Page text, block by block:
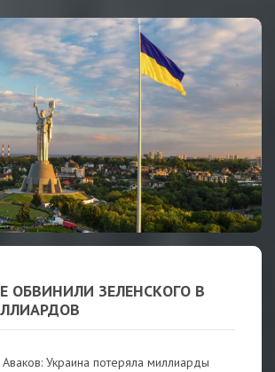
ОБВИНИЛИ ЗЕЛЕНСКОГО В
Украина потеряла миллиарды